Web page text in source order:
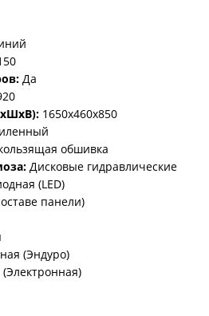
Да
1650х460х850
обшивка
Дисковые гидравлические
(LED)
панели)
(Эндуро)
(Электронная)